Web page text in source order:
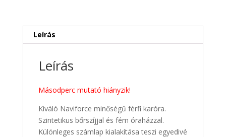
Leírás
Leírás
Másodperc mutató hiányzik!
Kiváló Naviforce minőségű férfi karóra.
Szintetikus bőrszíjjal és fém óraházzal.
Különleges számlap kialakítása teszi egyedivé